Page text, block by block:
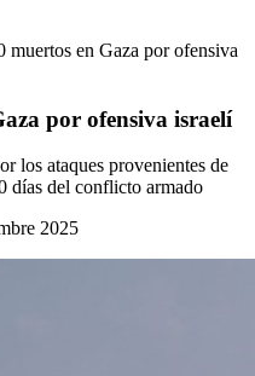
en Gaza por ofensiva
por ofensiva israelí
los ataques provenientes de
días del conflicto armado
2025